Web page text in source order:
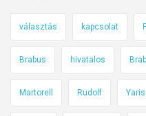
választás kapcsolat
Brabus hivatalos
Martorell Rudolf Yaris